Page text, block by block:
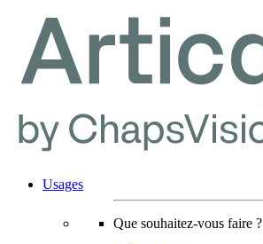
Usages
Que souhaitez-vous faire ?